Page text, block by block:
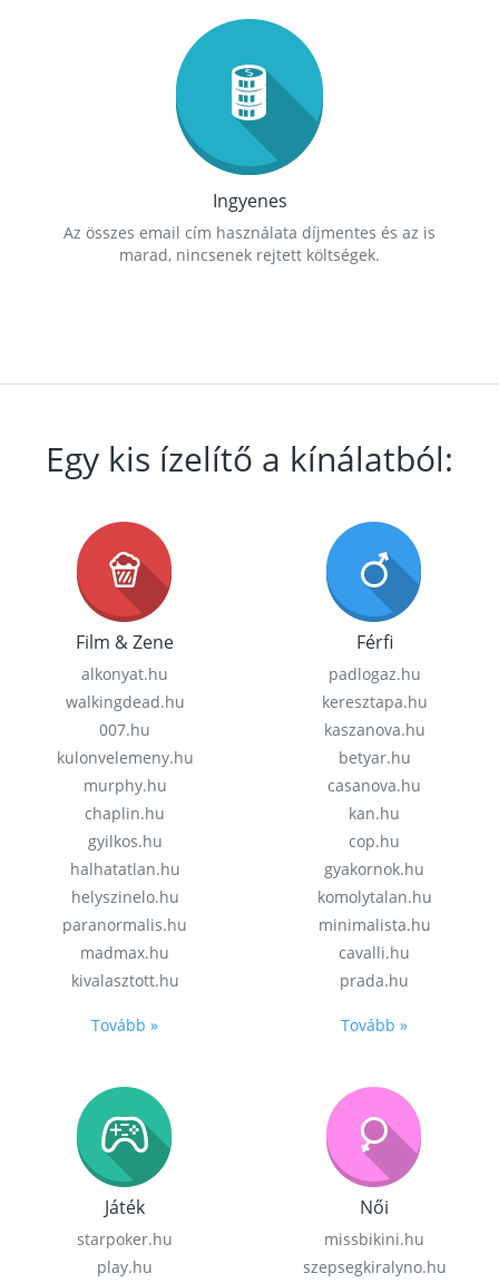
Ingyenes
Az összes email cím használata díjmentes és az is
marad, nincsenek rejtett költségek.
Egy kis ízelítő a kínálatból:
Film & Zene
alkonyat.hu
walkingdead.hu
007.hu
kulonvelemeny.hu
murphy.hu
chaplin.hu
gyilkos.hu
halhatatlan.hu
helyszinelo.hu
paranormalis.hu
madmax.hu
kivalasztott.hu
Tovább »
Férfi
padlogaz.hu
keresztapa.hu
kaszanova.hu
betyar.hu
casanova.hu
kan.hu
cop.hu
gyakornok.hu
komolytalan.hu
minimalista.hu
cavalli.hu
prada.hu
Tovább »
Játék
starpoker.hu
play.hu
Női
missbikini.hu
szepsegkiralyno.hu